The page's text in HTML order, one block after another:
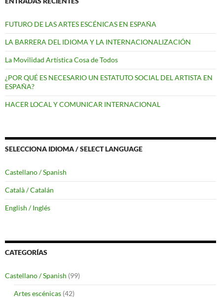
FUTURO DE LAS ARTES ESCÉNICAS EN ESPAÑA
LA BARRERA DEL IDIOMA Y LA INTERNACIONALIZACIÓN
La Movilidad Artística Cosa de Todos
¿POR QUÉ ES NECESARIO UN ESTATUTO SOCIAL DEL ARTISTA EN
ESPAÑA?
HACER LOCAL Y COMUNICAR INTERNACIONAL
SELECCIONA IDIOMA / SELECT LANGUAGE
Castellano / Spanish
Català / Catalán
English / Inglés
CATEGORÍAS
Castellano / Spanish (99)
Artes escénicas (42)